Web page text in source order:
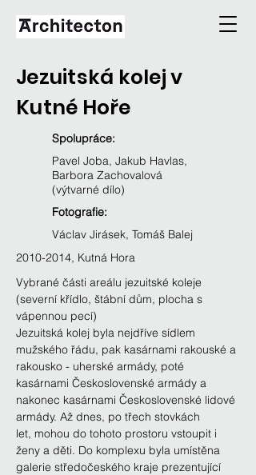
Jezuitská kolej v
Kutné Hoře
Spolupráce:
Pavel Joba, Jakub Havlas,
Barbora Zachovalová
(výtvarné dílo)
Fotografie:
Václav Jirásek, Tomáš Balej
2010-2014, Kutná Hora
Vybrané části areálu jezuitské koleje
(severní křídlo, štábní dům, plocha s
vápennou pecí)
Jezuitská kolej byla nejdříve sídlem
mužského řádu, pak kasárnami rakouské a
rakousko - uherské armády, poté
kasárnami Československé armády a
nakonec kasárnami Československé lidové
armády. Až dnes, po třech stovkách
let, mohou do tohoto prostoru vstoupit i
ženy a děti. Do komplexu byla umístěna
galerie středočeského kraje prezentující